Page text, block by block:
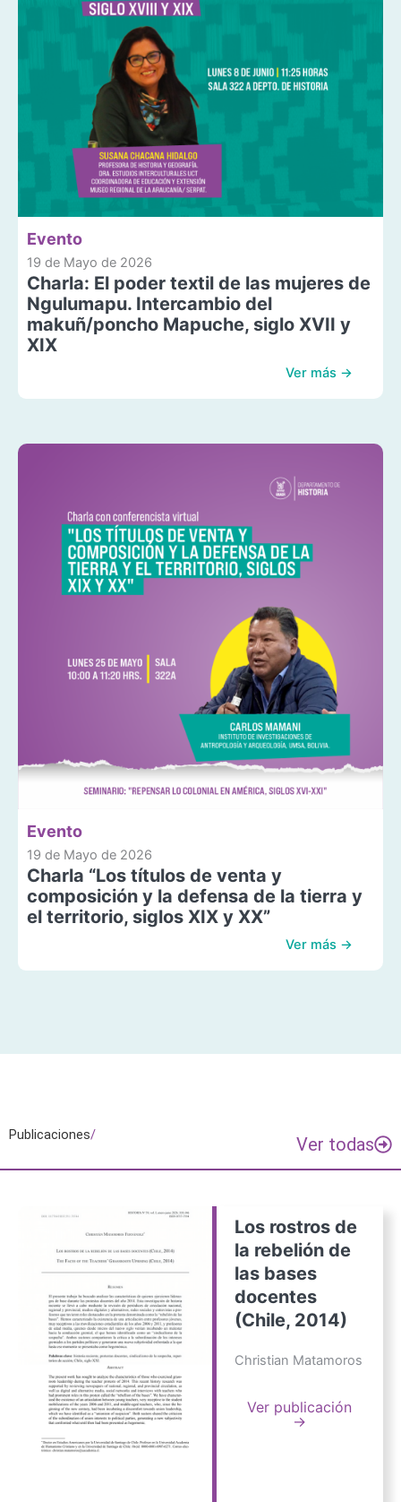
Evento
19 de Mayo de 2026
Charla: El poder textil de las mujeres de
Ngulumapu. Intercambio del
makuñ/poncho Mapuche, siglo XVII y
XIX
Ver más →
Evento
19 de Mayo de 2026
Charla “Los títulos de venta y
composición y la defensa de la tierra y
el territorio, siglos XIX y XX”
Ver más →
Publicaciones/ Ver todas
Los rostros de
la rebelión de
las bases
docentes
(Chile, 2014)
Christian Matamoros
Ver publicación
→